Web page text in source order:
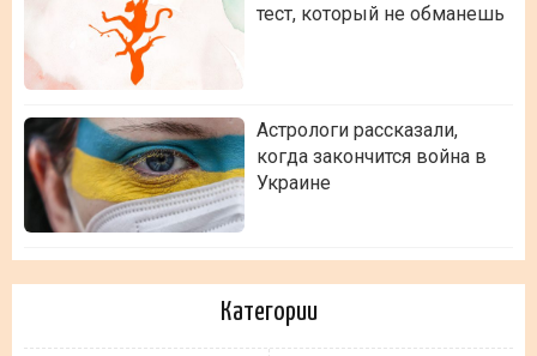
тест, который не обманешь
Астрологи рассказали,
когда закончится война в
Украине
Категории